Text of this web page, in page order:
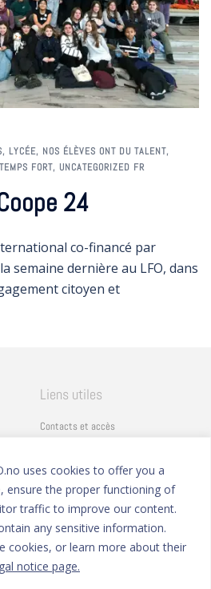
uses cookies to offer you a
ensure the proper functioning of
traffic to improve our content.
any sensitive information.
cookies, or learn more about their
notice page.
, LYCÉE, NOS ÉLÈVES ONT DU TALENT,
TEMPS FORT, UNCATEGORIZED FR
24
co-financé par
semaine dernière au LFO, dans
citoyen et
Liens utiles
Contacts et accès
Mentions légales
Eduka
ProNote
Nous formons sur